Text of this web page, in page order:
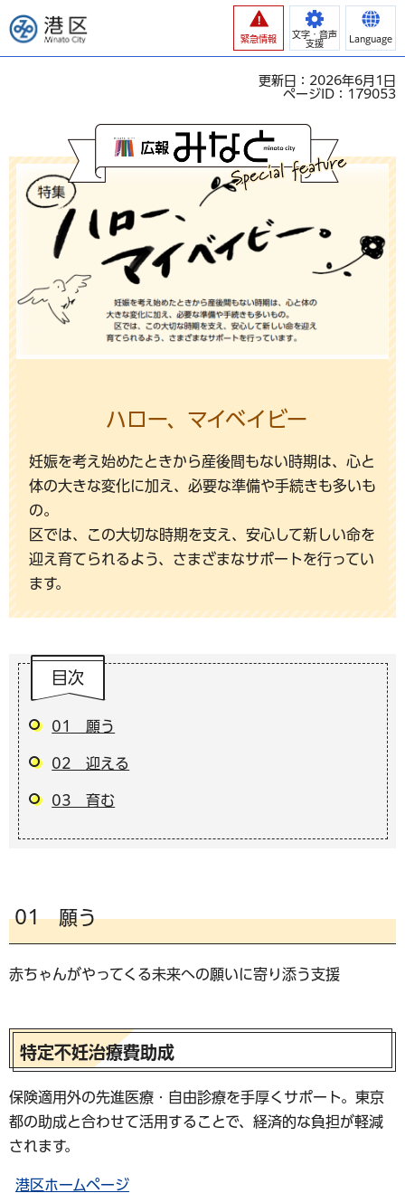
港区
緊急情報
文字・音声
支援
Language
更新日：2026年6月1日
ページID：179053
広報みなと
ハロー、マイベイビー
妊娠を考え始めたときから産後間もない時期は、心と
体の大きな変化に加え、必要な準備や手続きも多いも
の。
区では、この大切な時期を支え、安心して新しい命を
迎え育てられるよう、さまざまなサポートを行ってい
ます。
目次
01 願う
02 迎える
03 育む
01 願う
赤ちゃんがやってくる未来への願いに寄り添う支援
特定不妊治療費助成
保険適用外の先進医療・自由診療を手厚くサポート。東京
都の助成と合わせて活用することで、経済的な負担が軽減
されます。
港区ホームページ